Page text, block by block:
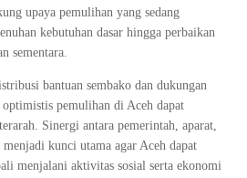
upaya pemulihan yang sedang
kebutuhan dasar hingga perbaikan
sementara.
bantuan sembako dan dukungan
pemulihan di Aceh dapat
Sinergi antara pemerintah, aparat,
kunci utama agar Aceh dapat
menjalani aktivitas sosial serta ekonomi